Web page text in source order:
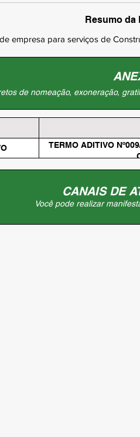
Resumo da
empresa para serviços de
de nomeação, exoneração,
TERMO ADITIVO
CANAIS DE
Você pode realizar